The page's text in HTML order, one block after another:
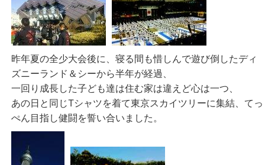
昨年夏の全少大会後に、寝る間も惜しんで遊び倒したディ
ズニーランド＆シーから半年が経過、
一回り成長した子ども達は住む家は違えど心は一つ、
あの日と同じTシャツを着て東京スカイツリーに集結、てっ
ぺん目指し健闘を誓い合いました。